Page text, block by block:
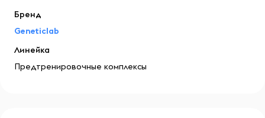
Бренд
Geneticlab
Линейка
Предтренировочные комплексы